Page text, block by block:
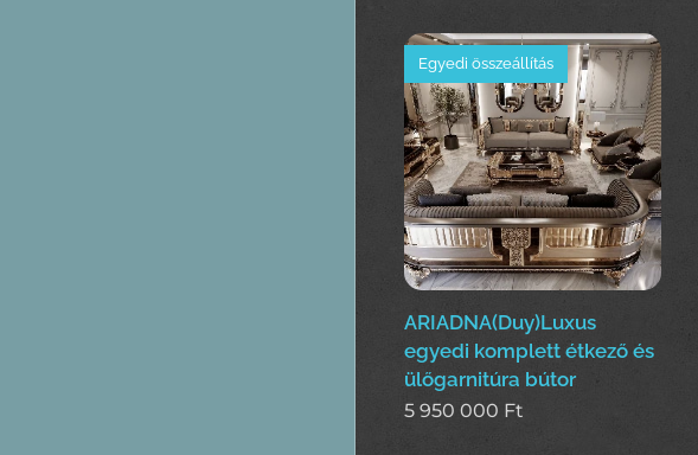
ARIADNA(Duy)Luxus
egyedi komplett étkező és
ülőgarnitúra bútor
Egyedi összeállítás
5 950 000 Ft